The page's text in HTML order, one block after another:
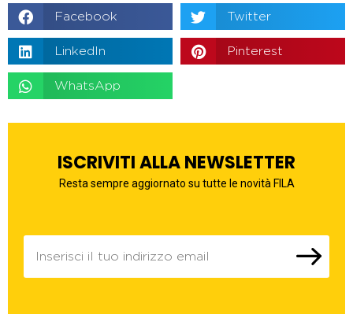
Facebook Twitter
LinkedIn Pinterest
WhatsApp
ISCRIVITI ALLA NEWSLETTER
Resta sempre aggiornato su tutte le novità FILA